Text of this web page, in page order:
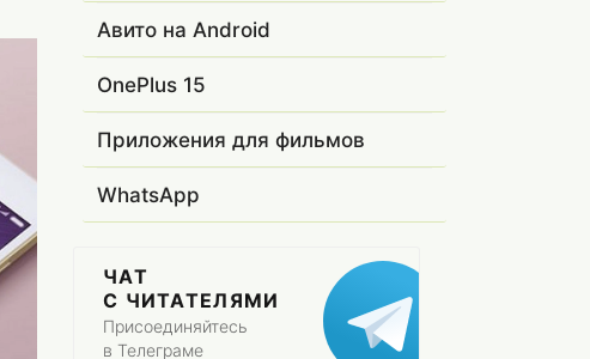
Авито на Android
OnePlus 15
Приложения для фильмов
WhatsApp
ЧАТ
С ЧИТАТЕЛЯМИ
Присоединяйтесь
в Телеграме